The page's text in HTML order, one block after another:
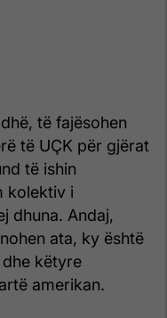
të fajësohen
të UÇK për gjërat
të ishin
kolektiv i
dhuna. Andaj,
ata, ky është
këtyre
amerikan.